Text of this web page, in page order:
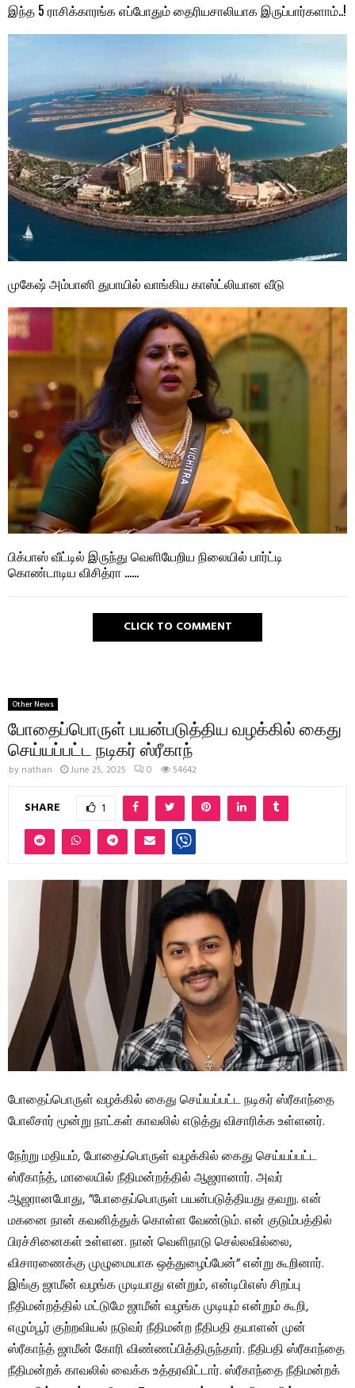
இந்த 5 ராசிக்காரங்க எப்போதும் தைரியசாலியாக இருப்பார்களாம்..!
முகேஷ் அம்பானி துபாயில் வாங்கிய காஸ்ட்லியான வீடு
பிக்பாஸ் வீட்டில் இருந்து வெளியேறிய நிலையில் பார்ட்டி
கொண்டாடிய விசித்ரா ……
CLICK TO COMMENT
Other News
போதைப்பொருள் பயன்படுத்திய வழக்கில் கைது
செய்யப்பட்ட நடிகர் ஸ்ரீகாந்
by nathan June 25, 2025 0 54642
SHARE 1
போதைப்பொருள் வழக்கில் கைது செய்யப்பட்ட நடிகர் ஸ்ரீகாந்தை
போலீசார் மூன்று நாட்கள் காவலில் எடுத்து விசாரிக்க உள்ளனர்.
நேற்று மதியம், போதைப்பொருள் வழக்கில் கைது செய்யப்பட்ட
ஸ்ரீகாந்த், மாலையில் நீதிமன்றத்தில் ஆஜரானார். அவர்
ஆஜரானபோது, ​​”போதைப்பொருள் பயன்படுத்தியது தவறு. என்
மகனை நான் கவனித்துக் கொள்ள வேண்டும். என் குடும்பத்தில்
பிரச்சினைகள் உள்ளன. நான் வெளிநாடு செல்லவில்லை,
விசாரணைக்கு முழுமையாக ஒத்துழைப்பேன்” என்று கூறினார்.
இங்கு ஜாமீன் வழங்க முடியாது என்றும், என்டிபிஎஸ் சிறப்பு
நீதிமன்றத்தில் மட்டுமே ஜாமீன் வழங்க முடியும் என்றும் கூறி,
எழும்பூர் குற்றவியல் நடுவர் நீதிமன்ற நீதிபதி தயாளன் முன்
ஸ்ரீகாந்த் ஜாமீன் கோரி விண்ணப்பித்திருந்தார். நீதிபதி ஸ்ரீகாந்தை
நீதிமன்றக் காவலில் வைக்க உத்தரவிட்டார். ஸ்ரீகாந்தை நீதிமன்றக்